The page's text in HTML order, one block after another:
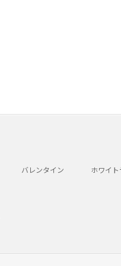
バレンタイン ホワイ